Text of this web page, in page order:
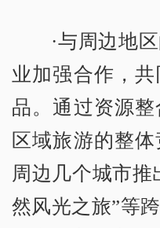
·与周边地
业加强合作，
品。通过资源
区域旅游的整
周边几个城市推
然风光之旅”等